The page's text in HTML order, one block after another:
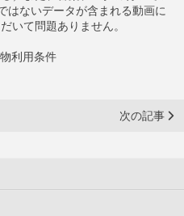
はないデータが含まれる動画に
いて問題ありません。
利用条件
次の記事